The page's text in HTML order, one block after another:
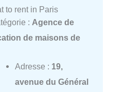
to rent in Paris
: Agence de
de maisons de
Adresse : 19,
avenue du Général